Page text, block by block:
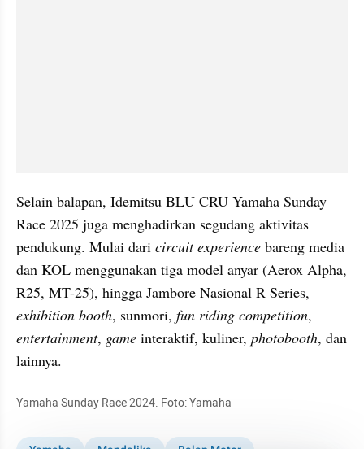
Selain balapan, Idemitsu BLU CRU Yamaha Sunday
Race 2025 juga menghadirkan segudang aktivitas
pendukung. Mulai dari circuit experience bareng media
dan KOL menggunakan tiga model anyar (Aerox Alpha,
exhibition booth, sunmori, fun riding competition
entertainment, game interaktif, kuliner, photobooth, dan
lainnya.
Yamaha Sunday Race 2024. Foto: Yamaha